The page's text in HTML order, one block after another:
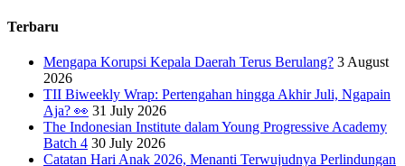
Terbaru
Mengapa Korupsi Kepala Daerah Terus Berulang? 3 August
2026
TII Biweekly Wrap: Pertengahan hingga Akhir Juli, Ngapain
Aja? 👀 31 July 2026
The Indonesian Institute dalam Young Progressive Academy
Batch 4 30 July 2026
Catatan Hari Anak 2026, Menanti Terwujudnya Perlindungan